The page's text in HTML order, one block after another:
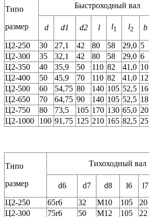
Типо
размер
Быстроходный вал
d d1 d2 l l1 l2 b
Ц2-250 30 27,1 42 80 58 29,0 5
Ц2-300
35 32,1 42 80 58 29,0 6
Ц2-350
40 35,9 50 110 82 41,0 10
Ц2-400
50 45,9 70 110 82 41,0 12
Ц2-500
60 54,75 80 140 105 52,5 16
Ц2-650
70 64,75 90 140 105 52,5 18
Ц2-750
80 73,5 105 170 130 65,0 20
Ц2-1000
100 91,75 125 210 165 82,5 25
Типо
размер
Тихоходный вал
d6 d7 d8 l6 l7
Ц2-250
65r6 32 M10 105 20
Ц2-300
75r6 50 M12 105 22